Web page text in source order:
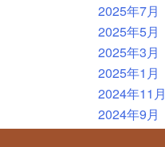
2025年7月
2025年5月
2025年3月
2025年1月
2024年11月
2024年9月